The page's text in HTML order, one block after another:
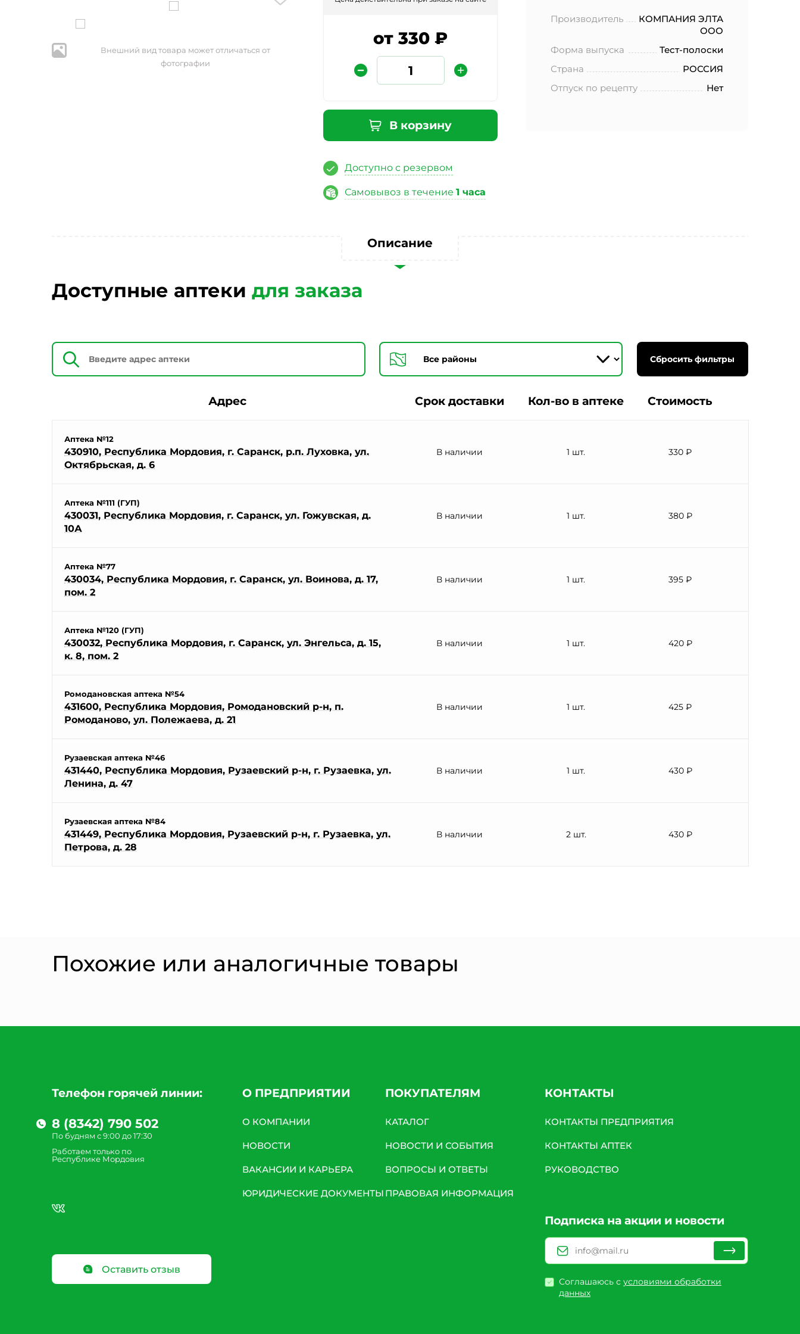
Внешний вид товара может отличаться от
фотографии
от 330 ₽
В корзину
Доступно с резервом
Самовывоз в течение1 часа
Производитель
КОМПАНИЯ ЭЛТА
ООО
Форма выпуска
Тест-полоски
Страна
РОССИЯ
Отпуск по рецепту
Нет
Описание
Доступные аптеки для заказа
Сбросить фильтры
Адрес Срок доставки Кол-во в аптеке Стоимость
Аптека №12
430910, Республика Мордовия, г. Саранск, р.п. Луховка, ул.
Октябрьская, д. 6
В наличии 1 шт. 330 ₽
Аптека №111 (ГУП)
430031, Республика Мордовия, г. Саранск, ул. Гожувская, д.
10А
В наличии 1 шт. 380 ₽
Аптека №77
430034, Республика Мордовия, г. Саранск, ул. Воинова, д. 17,
пом. 2
В наличии 1 шт. 395 ₽
Аптека №120 (ГУП)
430032, Республика Мордовия, г. Саранск, ул. Энгельса, д. 15,
к. 8, пом. 2
В наличии 1 шт. 420 ₽
Ромодановская аптека №54
431600, Республика Мордовия, Ромодановский р-н, п.
Ромоданово, ул. Полежаева, д. 21
В наличии 1 шт. 425 ₽
Рузаевская аптека №46
431440, Республика Мордовия, Рузаевский р-н, г. Рузаевка, ул.
Ленина, д. 47
В наличии 1 шт. 430 ₽
Рузаевская аптека №84
431449, Республика Мордовия, Рузаевский р-н, г. Рузаевка, ул.
Петрова, д. 28
В наличии 2 шт. 430 ₽
Похожие или аналогичные товары
Телефон горячей линии:
8 (8342) 790 502
По будням с 9:00 до 17:30
Работаем только по
Республике Мордовия
Оставить отзыв
О ПРЕДПРИЯТИИ
О КОМПАНИИ
НОВОСТИ
ВАКАНСИИ И КАРЬЕРА
ЮРИДИЧЕСКИЕ ДОКУМЕНТЫ
ПОКУПАТЕЛЯМ
КАТАЛОГ
НОВОСТИ И СОБЫТИЯ
ВОПРОСЫ И ОТВЕТЫ
ПРАВОВАЯ ИНФОРМАЦИЯ
КОНТАКТЫ
КОНТАКТЫ ПРЕДПРИЯТИЯ
КОНТАКТЫ АПТЕК
РУКОВОДСТВО
Подписка на акции и новости
Соглашаюсь с условиями обработки
данных
Защита от автоматических сообщений
Введите слово на картинке*
* Нажимая кнопку «Отправить отзыв», я даю свое согласие на обработку моих
персональных данных, в соответствии с Федеральным законом от 27.07.2006 года
Согласии на обработку персональных данных *